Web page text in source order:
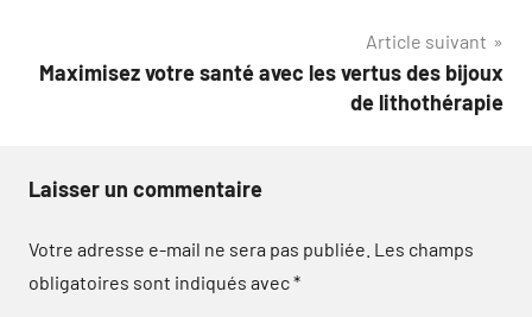
Article suivant
Maximisez votre santé avec les vertus des bijoux
de lithothérapie
Laisser un commentaire
Votre adresse e-mail ne sera pas publiée. Les champs
obligatoires sont indiqués avec*